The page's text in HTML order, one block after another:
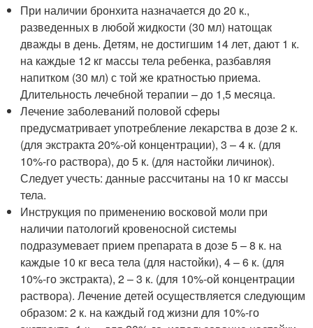
При наличии бронхита назначается до 20 к.,
разведенных в любой жидкости (30 мл) натощак
дважды в день. Детям, не достигшим 14 лет, дают 1 к.
на каждые 12 кг массы тела ребенка, разбавляя
напитком (30 мл) с той же кратностью приема.
Длительность лечебной терапии – до 1,5 месяца.
Лечение заболеваний половой сферы
предусматривает употребление лекарства в дозе 2 к.
(для экстракта 20%-ой концентрации), 3 – 4 к. (для
10%-го раствора), до 5 к. (для настойки личинок).
Следует учесть: данные рассчитаны на 10 кг массы
тела.
Инструкция по применению восковой моли при
наличии патологий кровеносной системы
подразумевает прием препарата в дозе 5 – 8 к. на
каждые 10 кг веса тела (для настойки), 4 – 6 к. (для
10%-го экстракта), 2 – 3 к. (для 10%-ой концентрации
раствора). Лечение детей осуществляется следующим
образом: 2 к. на каждый год жизни для 10%-го